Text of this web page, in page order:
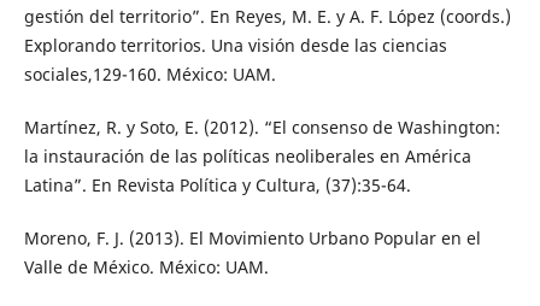
gestión del territorio”. En Reyes, M. E. y A. F. López (coords.)
Explorando territorios. Una visión desde las ciencias
sociales,129-160. México: UAM.
Martínez, R. y Soto, E. (2012). “El consenso de Washington:
la instauración de las políticas neoliberales en América
Latina”. En Revista Política y Cultura, (37):35-64.
Moreno, F. J. (2013). El Movimiento Urbano Popular en el
Valle de México. México: UAM.